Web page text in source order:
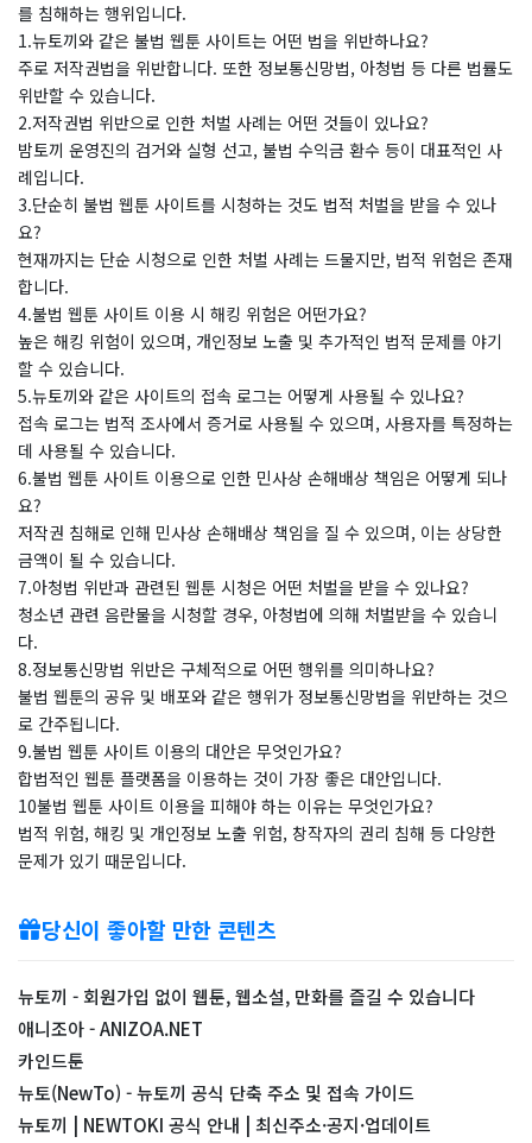
를 침해하는 행위입니다.
1.뉴토끼와 같은 불법 웹툰 사이트는 어떤 법을 위반하나요?
주로 저작권법을 위반합니다. 또한 정보통신망법, 아청법 등 다른 법률도
위반할 수 있습니다.
2.저작권법 위반으로 인한 처벌 사례는 어떤 것들이 있나요?
밤토끼 운영진의 검거와 실형 선고, 불법 수익금 환수 등이 대표적인 사
례입니다.
3.단순히 불법 웹툰 사이트를 시청하는 것도 법적 처벌을 받을 수 있나
요?
현재까지는 단순 시청으로 인한 처벌 사례는 드물지만, 법적 위험은 존재
합니다.
4.불법 웹툰 사이트 이용 시 해킹 위험은 어떤가요?
높은 해킹 위험이 있으며, 개인정보 노출 및 추가적인 법적 문제를 야기
할 수 있습니다.
5.뉴토끼와 같은 사이트의 접속 로그는 어떻게 사용될 수 있나요?
접속 로그는 법적 조사에서 증거로 사용될 수 있으며, 사용자를 특정하는
데 사용될 수 있습니다.
6.불법 웹툰 사이트 이용으로 인한 민사상 손해배상 책임은 어떻게 되나
요?
저작권 침해로 인해 민사상 손해배상 책임을 질 수 있으며, 이는 상당한
금액이 될 수 있습니다.
7.아청법 위반과 관련된 웹툰 시청은 어떤 처벌을 받을 수 있나요?
청소년 관련 음란물을 시청할 경우, 아청법에 의해 처벌받을 수 있습니
다.
8.정보통신망법 위반은 구체적으로 어떤 행위를 의미하나요?
불법 웹툰의 공유 및 배포와 같은 행위가 정보통신망법을 위반하는 것으
로 간주됩니다.
9.불법 웹툰 사이트 이용의 대안은 무엇인가요?
합법적인 웹툰 플랫폼을 이용하는 것이 가장 좋은 대안입니다.
10불법 웹툰 사이트 이용을 피해야 하는 이유는 무엇인가요?
법적 위험, 해킹 및 개인정보 노출 위험, 창작자의 권리 침해 등 다양한
문제가 있기 때문입니다.
당신이 좋아할 만한 콘텐츠
뉴토끼 - 회원가입 없이 웹툰, 웹소설, 만화를 즐길 수 있습니다
애니조아 - ANIZOA.NET
카인드툰
뉴토(NewTo) - 뉴토끼 공식 단축 주소 및 접속 가이드
뉴토끼 | NEWTOKI 공식 안내 | 최신주소·공지·업데이트